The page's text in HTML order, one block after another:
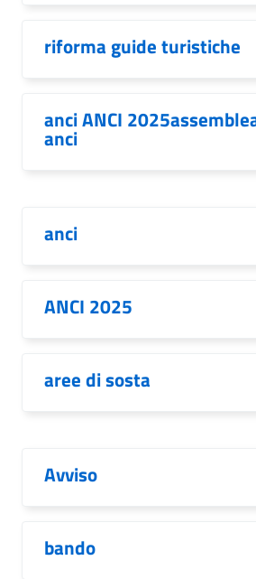
riforma guide turistiche
anci ANCI
anci
anci
ANCI 2025
aree di sosta
Avviso
bando